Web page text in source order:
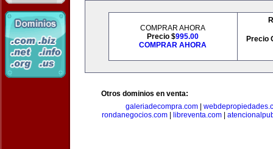
COMPRAR AHORA
Precio $995.00
COMPRAR AHORA
Precio
Otros dominios en venta:
galeriadecompra.com|
rondanegocios.com
libreventa.com